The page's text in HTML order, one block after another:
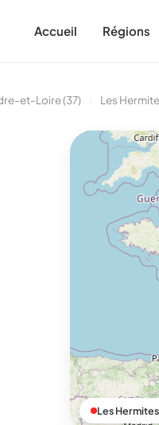
Accueil Régions
et-Loire (37) Les
Les